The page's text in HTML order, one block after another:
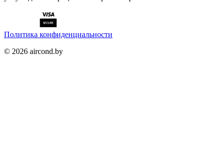
Политика конфиденциальности
© 2026 aircond.by